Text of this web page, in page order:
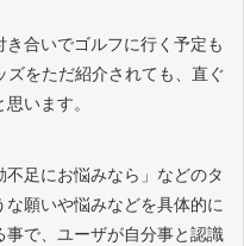
合いでゴルフに行く予定も
をただ紹介されても、直ぐ
います。
不足にお悩みなら」などのタ
願いや悩みなどを具体的に
で、ユーザが自分事と認識